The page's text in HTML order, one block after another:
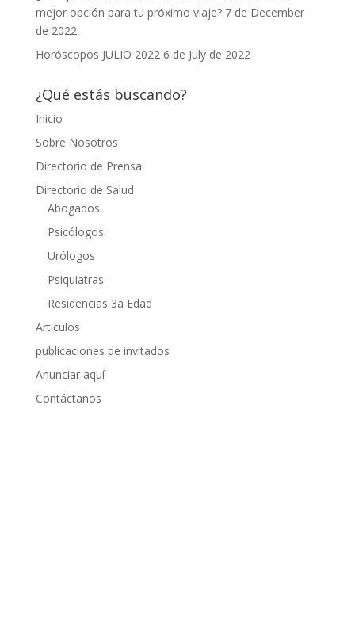
mejor opción para tu próximo viaje? 7 de December
de 2022
Horóscopos JULIO 2022 6 de July de 2022
¿Qué estás buscando?
Inicio
Sobre Nosotros
Directorio de Prensa
Directorio de Salud
Abogados
Psicólogos
Urólogos
Psiquiatras
Residencias 3a Edad
Articulos
publicaciones de invitados
Anunciar aquí
Contáctanos